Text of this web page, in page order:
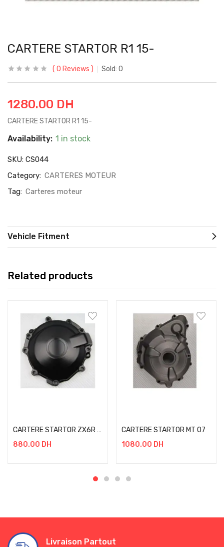
CARTERE STARTOR R1 15-
0 Reviews Sold: 0
1280.00 DH
CARTERE STARTOR R1 15-
Availability: 1 in stock
SKU: CS044
Category: CARTERES MOTEUR
Tag: Carteres moteur
Vehicle Fitment
Related products
CARTERE STARTOR ZX6R 07-08
880.00 DH
CARTERE STARTOR MT 07
1080.00 DH
Livraison Partout